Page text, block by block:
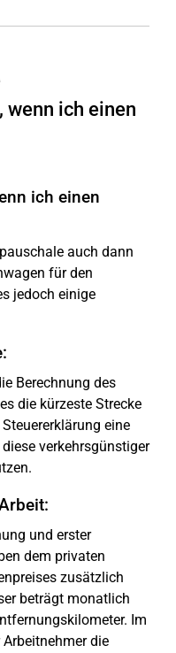
wenn ich einen
ich einen
auch dann
für den
jedoch einige
Berechnung des
die kürzeste Strecke
eine
verkehrsgünstiger
und erster
dem privaten
zusätzlich
beträgt monatlich
Im
die